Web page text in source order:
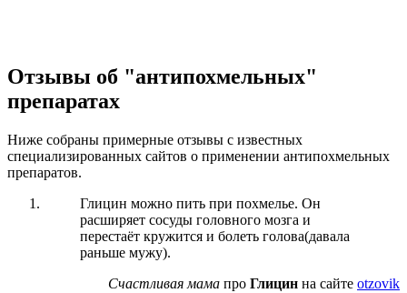
Отзывы об "антипохмельных"
препаратах
Ниже собраны примерные отзывы с известных
специализированных сайтов о применении антипохмельных
препаратов.
Глицин можно пить при похмелье. Он
расширяет сосуды головного мозга и
перестаёт кружится и болеть голова(давала
раньше мужу).
Счастливая мама про Глицин на сайте otzovik